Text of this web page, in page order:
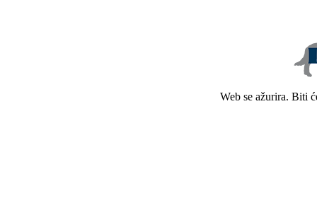
Web se ažurira. Biti